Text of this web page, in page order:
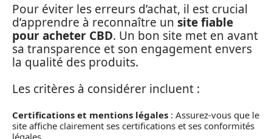
Pour éviter les erreurs d’achat, il est crucial
d’apprendre à reconnaître un site fiable
pour acheter CBD. Un bon site met en avant
sa transparence et son engagement envers
la qualité des produits.
Les critères à considérer incluent :
Certifications et mentions légales : Assurez-vous que le
site affiche clairement ses certifications et ses conformités
légales.